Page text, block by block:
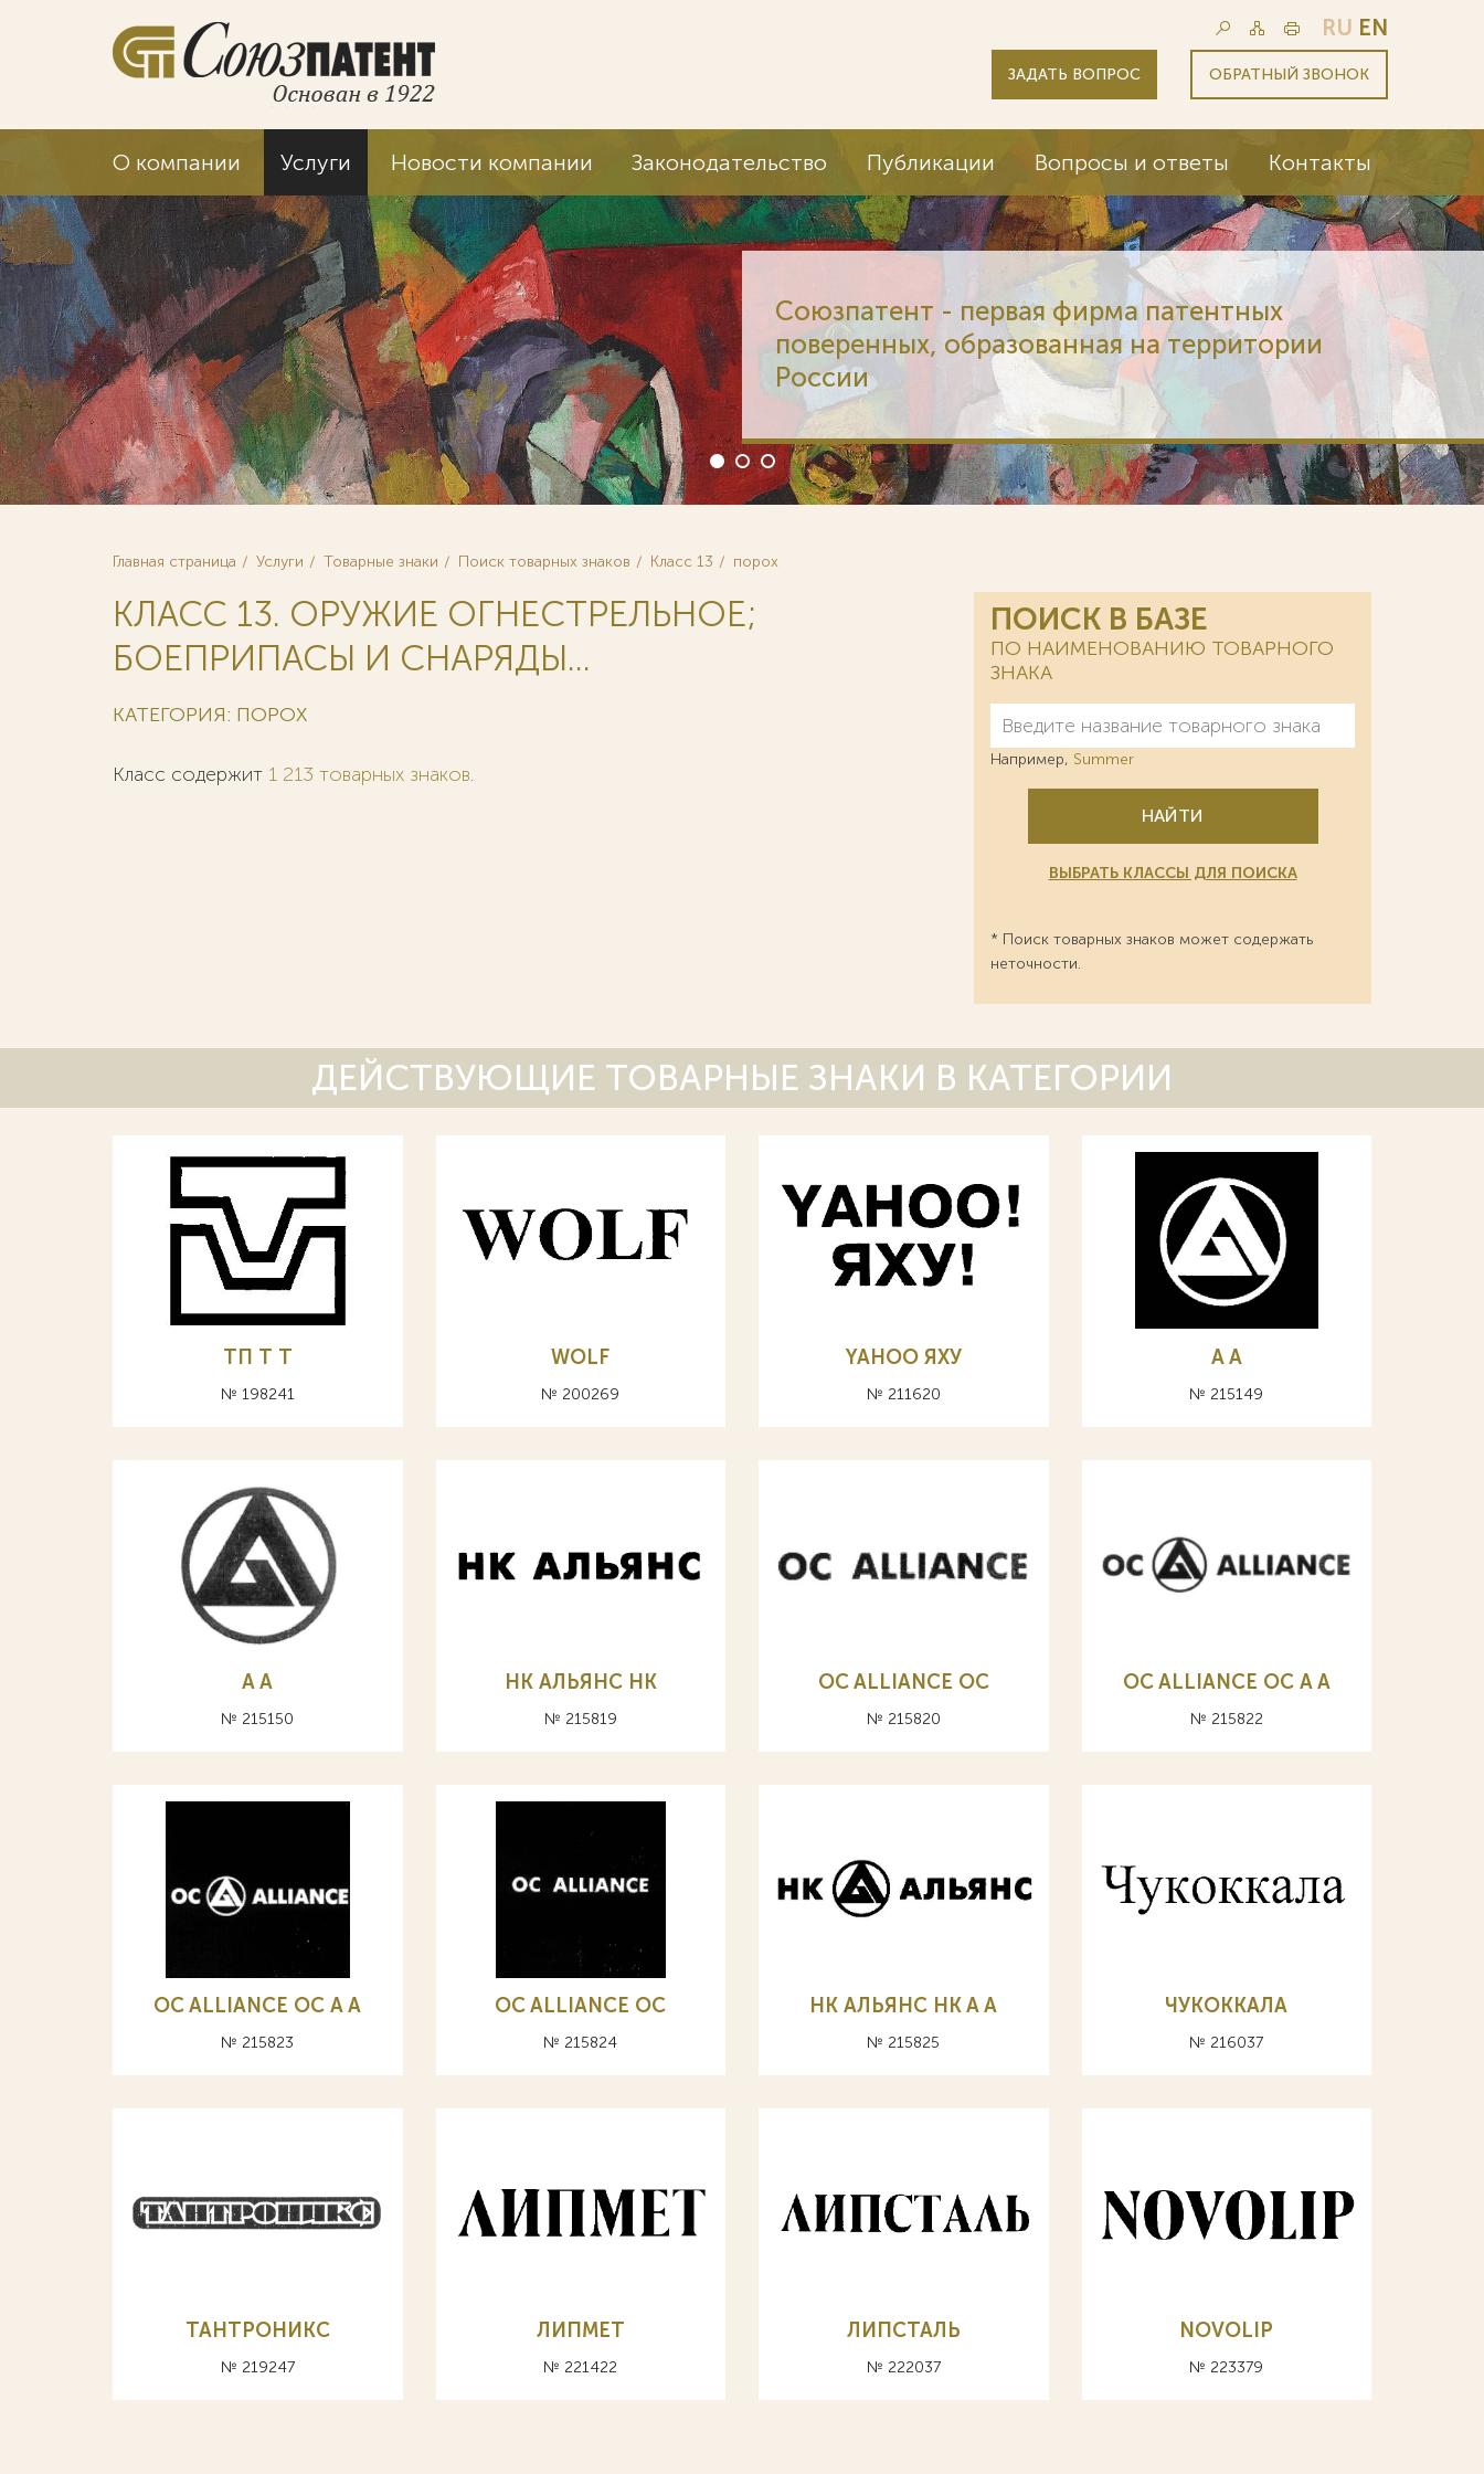
RU EN
ЗАДАТЬ ВОПРОС ОБРАТНЫЙ ЗВОНОК
О компании Услуги Новости компании Законодательство Публикации Вопросы и ответы Контакты
Главная страница Услуги Товарные знаки Поиск товарных знаков Класс 13 порох
КЛАСС 13. ОРУЖИЕ ОГНЕСТРЕЛЬНОЕ;
БОЕПРИПАСЫ И СНАРЯДЫ...
КАТЕГОРИЯ: ПОРОХ
Класс содержит 1 213 товарных знаков.
ПОИСК В БАЗЕ
ПО НАИМЕНОВАНИЮ ТОВАРНОГО
ЗНАКА
Например, Summer
НАЙТИ
ВЫБРАТЬ КЛАССЫ ДЛЯ ПОИСКА
* Поиск товарных знаков может содержать
неточности.
ДЕЙСТВУЮЩИЕ ТОВАРНЫЕ ЗНАКИ В КАТЕГОРИИ
ТП Т T
№ 198241
WOLF
№ 200269
YAHOO ЯХУ
№ 211620
A А
№ 215149
A А
№ 215150
НК АЛЬЯНС HK
№ 215819
OC ALLIANCE ОС
№ 215820
OC ALLIANCE ОС A А
№ 215822
OC ALLIANCE ОС A А
№ 215823
OC ALLIANCE ОС
№ 215824
НК АЛЬЯНС HK A А
№ 215825
ЧУКОККАЛА
№ 216037
ТАНТРОНИКС
№ 219247
ЛИПМЕТ
№ 221422
ЛИПСТАЛЬ
№ 222037
NOVOLIP
№ 223379